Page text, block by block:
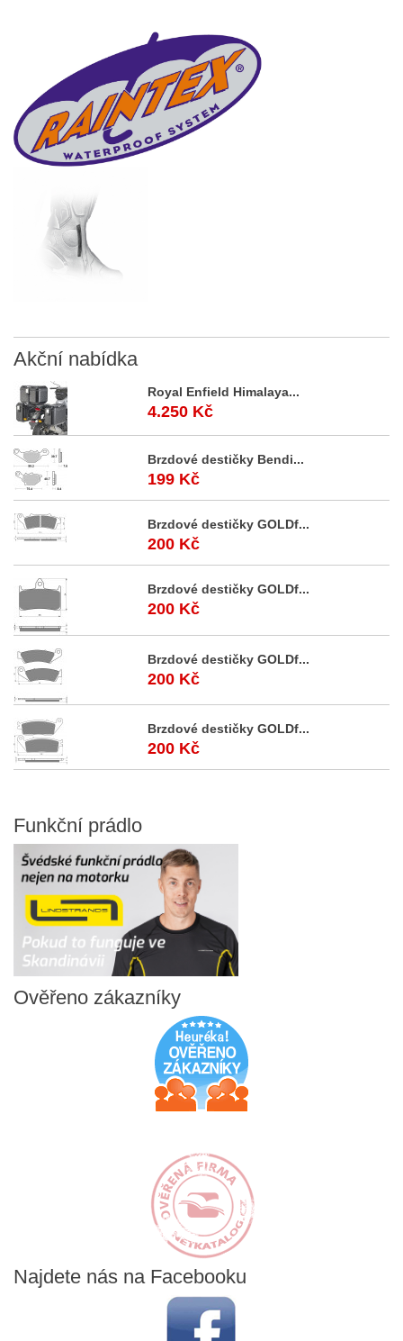
Akční nabídka
Royal Enfield Himalaya...
4.250 Kč
Brzdové destičky Bendi...
199 Kč
Brzdové destičky GOLDf...
200 Kč
Brzdové destičky GOLDf...
200 Kč
Brzdové destičky GOLDf...
200 Kč
Brzdové destičky GOLDf...
200 Kč
Funkční prádlo
Ověřeno zákazníky
Najdete nás na Facebooku